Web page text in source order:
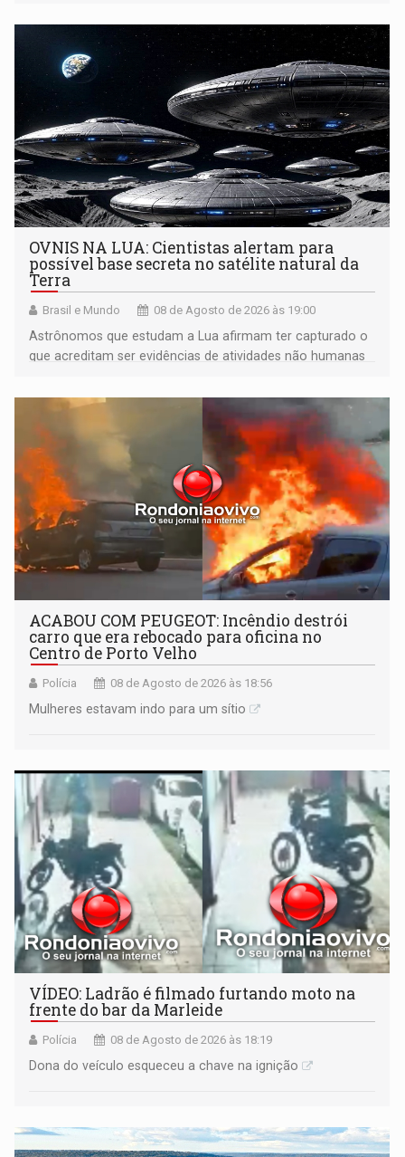
OVNIS NA LUA: Cientistas alertam para
possível base secreta no satélite natural da
Terra
Brasil e Mundo 08 de Agosto de 2026 às 19:00
Astrônomos que estudam a Lua afirmam ter capturado o
que acreditam ser evidências de atividades não humanas
órbita
ACABOU COM PEUGEOT: Incêndio destrói
carro que era rebocado para oficina no
Centro de Porto Velho
Polícia 08 de Agosto de 2026 às 18:56
Mulheres estavam indo para um sítio
VÍDEO: Ladrão é filmado furtando moto na
frente do bar da Marleide
Polícia 08 de Agosto de 2026 às 18:19
Dona do veículo esqueceu a chave na ignição